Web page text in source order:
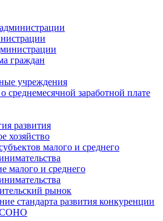
граждан
учреждения
среднемесячной заработной плате
развития
хозяйство
малого и среднего
малого и среднего
рынок
стандарта развития конкуренции
СОНО